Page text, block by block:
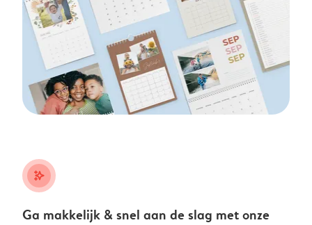
stars_plus
Ga makkelijk & snel aan de slag met onze